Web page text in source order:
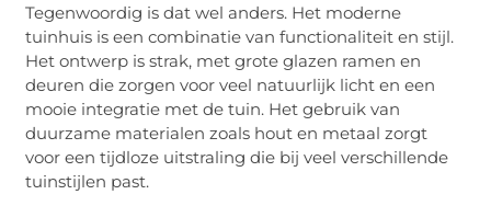
Tegenwoordig is dat wel anders. Het moderne
tuinhuis is een combinatie van functionaliteit en stijl.
Het ontwerp is strak, met grote glazen ramen en
deuren die zorgen voor veel natuurlijk licht en een
mooie integratie met de tuin. Het gebruik van
duurzame materialen zoals hout en metaal zorgt
voor een tijdloze uitstraling die bij veel verschillende
tuinstijlen past.